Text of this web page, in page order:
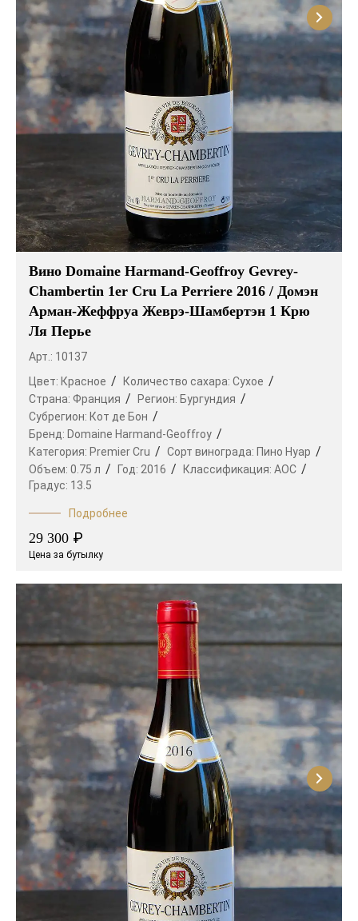
Вино Domaine Harmand-Geoffroy Gevrey-
Chambertin 1er Cru La Perriere 2016 / Домэн
Арман-Жеффруа Жеврэ-Шамбертэн 1 Крю
Ля Перье
Арт.: 10137
Цвет: Красное Количество сахара: Сухое
Страна: Франция Регион: Бургундия
Субрегион: Кот де Бон
Бренд: Domaine Harmand-Geoffroy
Категория: Premier Cru Сорт винограда: Пино Нуар
Объем: 0.75 л Год: 2016 Классификация: AOC
Градус: 13.5
Подробнее
29 300 ₽
Цена за бутылку